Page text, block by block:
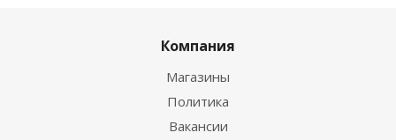
Компания
Магазины
Политика
Вакансии